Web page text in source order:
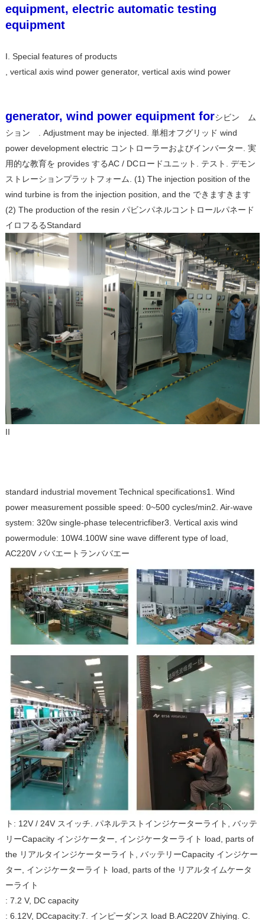
equipment, electric automatic testing
equipment
I. Special features of products
, vertical axis wind power generator, vertical axis wind power
generator, wind power equipment forシビン゙ム
ション゙. Adjustment may be injected. 単相オフグリッド wind
power development electric コントローラーおよびインバーター. 実
用的な教育を provides するAC / DCロードユニット. テスト. デモン
ストレーションプラットフォーム. (1) The injection position of the
wind turbine is from the injection position, and the できますきます
(2) The production of the resin パビンパネルコントロールパネー ド
イロフるるStandard
II
standard industrial movement Technical specifications1. Wind
power measurement possible speed: 0~500 cycles/min2. Air-wave
system: 320w single-phase telecentricfiber3. Vertical axis wind
powermodule: 10W4.100W sine wave different type of load,
AC220V ババエー トラ ンババエー
ト: 12V / 24V スイッチ. パネルテストインジケーターライト, バッテ
リーCapacity インジケーター, インジケーターライト load, parts of
the リアルタインジケーターライト, バッテリーCapacity インジケー
ター, インジケーターライト load, parts of the リアルタイムケータ
ーライト
: 7.2 V, DC capacity
: 6.12V, DCcapacity:7. インピーダンス load B.AC220V Zhiying. C.